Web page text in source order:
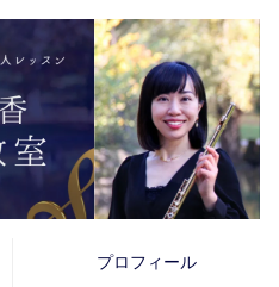
プロフィール